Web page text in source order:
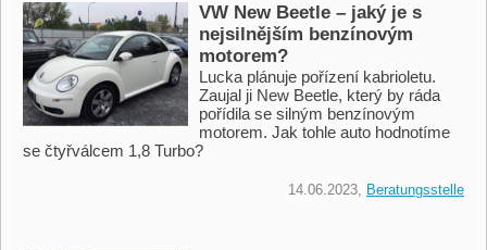
VW New Beetle – jaký je s
nejsilnějším benzínovým
motorem?
Lucka plánuje pořízení kabrioletu.
Zaujal ji New Beetle, který by ráda
pořídila se silným benzínovým
motorem. Jak tohle auto hodnotíme
se čtyřválcem 1,8 Turbo?
14.06.2023, Beratungsstelle